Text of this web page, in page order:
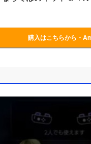
購入はこちらから・